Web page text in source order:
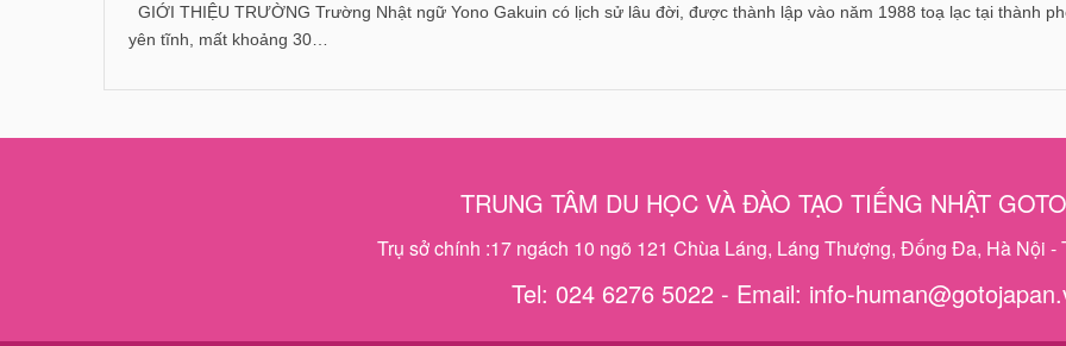
GIỚI THIỆU TRƯỜNG Trường Nhật ngữ Yono Gakuin có lịch sử lâu đời, được thành lập vào năm 1988 toạ lạc tại thành
yên tĩnh, mất khoảng 30…
TRUNG TÂM DU HỌC VÀ ĐÀO TẠO TIẾNG NHẬT
Trụ sở chính :17 ngách 10 ngõ 121 Chùa Láng, Láng Thượng, Đống Đa, Hà Nội -
Tel: 024 6276 5022 - Email: info-